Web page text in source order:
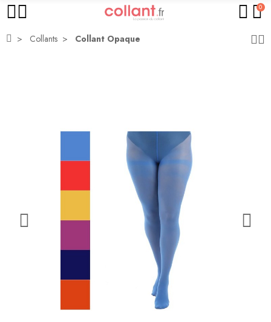
0
Collants Collant Opaque